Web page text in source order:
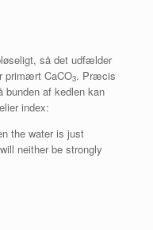
så det udfælder
primært CaCO3. Præcis
af kedlen kan
index:
the water is just
neither be strongly